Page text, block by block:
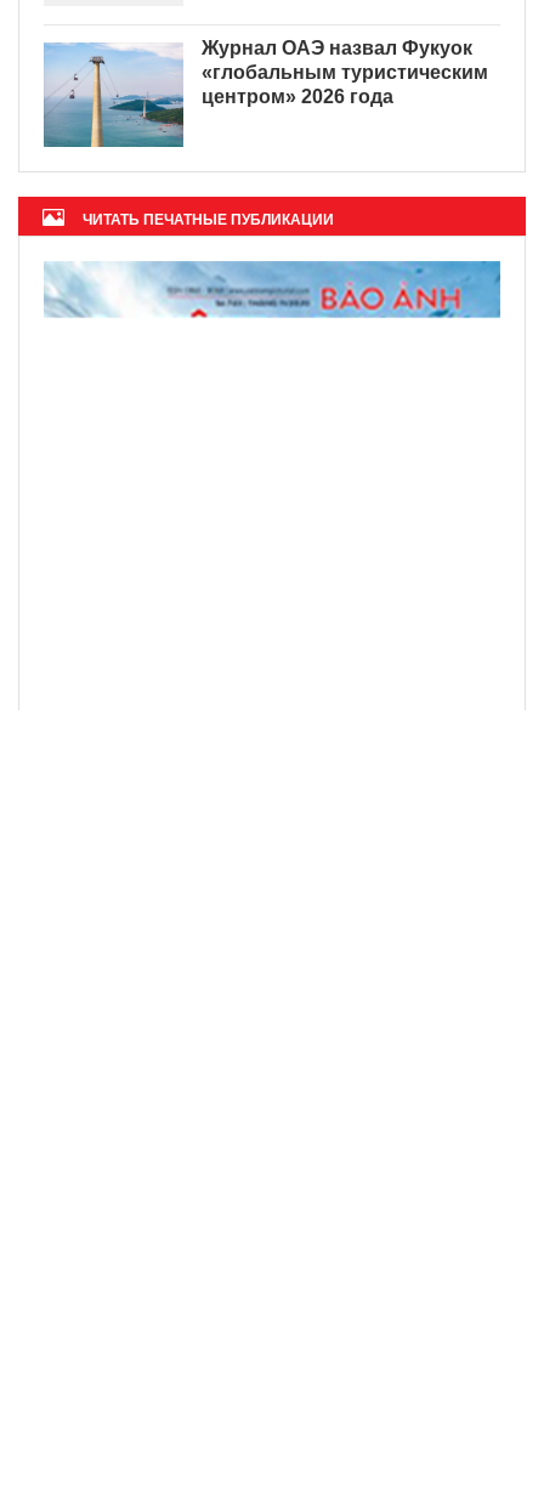
Журнал ОАЭ назвал Фукуок
«глобальным туристическим
центром» 2026 года
ЧИТАТЬ ПЕЧАТНЫЕ ПУБЛИКАЦИИ